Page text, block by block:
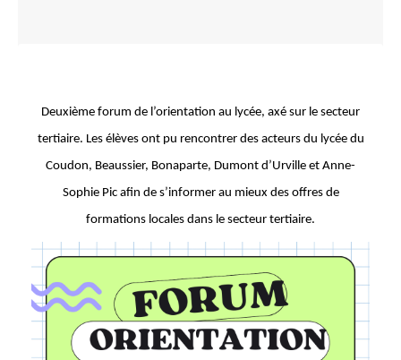
Deuxième forum de l’orientation au lycée, axé sur le secteur
tertiaire. Les élèves ont pu rencontrer des acteurs du lycée du
Coudon, Beaussier, Bonaparte, Dumont d’Urville et Anne-
Sophie Pic afin de s’informer au mieux des offres de
formations locales dans le secteur tertiaire.